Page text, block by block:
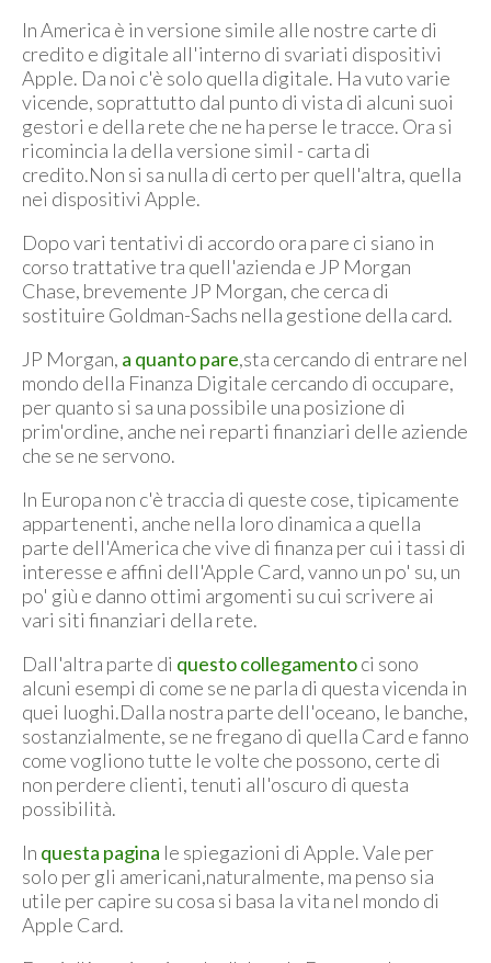
In America è in versione simile alle nostre carte di
credito e digitale all'interno di svariati dispositivi
Apple. Da noi c'è solo quella digitale. Ha vuto varie
vicende, soprattutto dal punto di vista di alcuni suoi
gestori e della rete che ne ha perse le tracce. Ora si
ricomincia la della versione simil - carta di
credito.Non si sa nulla di certo per quell'altra, quella
nei dispositivi Apple.
Dopo vari tentativi di accordo ora pare ci siano in
corso trattative tra quell'azienda e JP Morgan
Chase, brevemente JP Morgan, che cerca di
sostituire Goldman-Sachs nella gestione della card.
JP Morgan, a quanto pare,sta cercando di entrare nel
mondo della Finanza Digitale cercando di occupare,
per quanto si sa una possibile una posizione di
prim'ordine, anche nei reparti finanziari delle aziende
che se ne servono.
In Europa non c'è traccia di queste cose, tipicamente
appartenenti, anche nella loro dinamica a quella
parte dell'America che vive di finanza per cui i tassi di
interesse e affini dell'Apple Card, vanno un po' su, un
po' giù e danno ottimi argomenti su cui scrivere ai
vari siti finanziari della rete.
Dall'altra parte di questo collegamentoci sono
alcuni esempi di come se ne parla di questa vicenda in
quei luoghi.Dalla nostra parte dell'oceano, le banche,
sostanzialmente, se ne fregano di quella Card e fanno
come vogliono tutte le volte che possono, certe di
non perdere clienti, tenuti all'oscuro di questa
possibilità.
In questa pagina le spiegazioni di Apple. Vale per
solo per gli americani,naturalmente, ma penso sia
utile per capire su cosa si basa la vita nel mondo di
Apple Card.